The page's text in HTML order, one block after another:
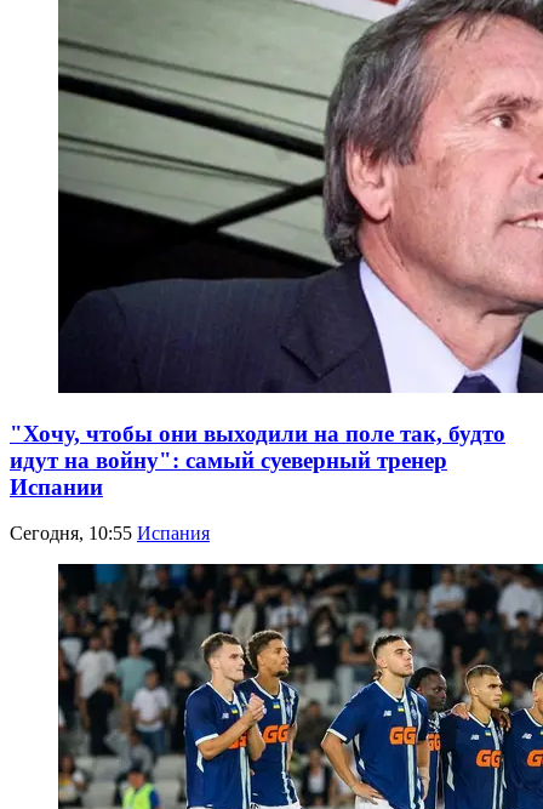
"Хочу, чтобы они выходили на поле так, будто
идут на войну": самый суеверный тренер
Испании
Сегодня, 10:55 Испания